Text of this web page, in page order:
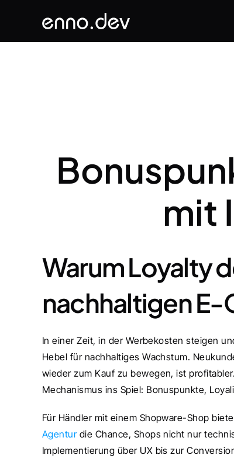
mit
Warum Loyalty
nachhaltigen
In einer Zeit, in der Werbekosten steigen
Hebel für nachhaltiges Wachstum.
wieder zum Kauf zu bewegen, ist
Mechanismus ins Spiel: Bonuspunkte,
Für Händler mit einem Shopware-Shop
Agentur die Chance, Shops nicht nur
Implementierung über UX bis zur